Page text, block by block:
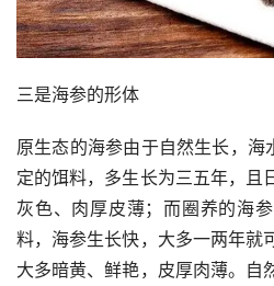
三是海参的形体
原生态的海参由于自然生长，
定的饵料，多生长为三五年，且
灰色、肉厚皮薄；而圈养的海
料，海参生长快，大多一两年就
大多暗黄、鲜艳，皮厚肉薄。自